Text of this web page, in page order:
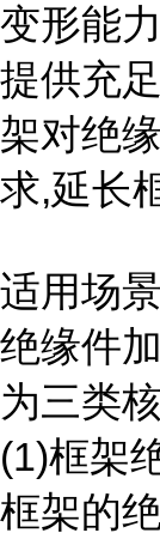
变形能
提供充
架对绝
求,延长
适用场
绝缘件
为三类
(1)框架
框架的